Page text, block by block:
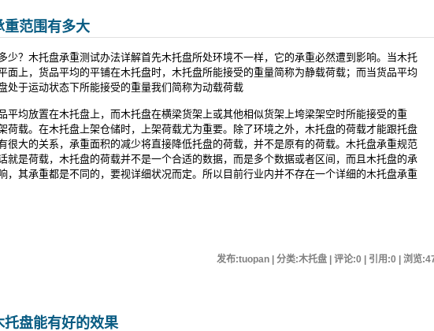
重范围有多大
少？木托盘承重测试办法详解首先木托盘所处环境不一样，它的承重必然遭到影响。当木托
面上，货品平均的平铺在木托盘时，木托盘所能接受的重量简称为静载荷载；而当货品平均
处于运动状态下所能接受的重量我们简称为动载荷载
平均放置在木托盘上，而木托盘在横梁货架上或其他相似货架上垮梁架空时所能接受的重
荷载。在木托盘上架仓储时，上架荷载尤为重要。除了环境之外，木托盘的荷载才能跟托盘
很大的关系，承重面积的减少将直接降低托盘的荷载，并不是原有的荷载。木托盘承重规范
就是荷载，木托盘的荷载并不是一个合适的数据，而是多个数据或者区间，而且木托盘的承
，其承重都是不同的，要视详细状况而定。所以目前行业内并不存在一个详细的木托盘承重
发布:tuopan | 分类:木托盘 | 评论:0 | 引用:0 | 浏览:
托盘能有好的效果